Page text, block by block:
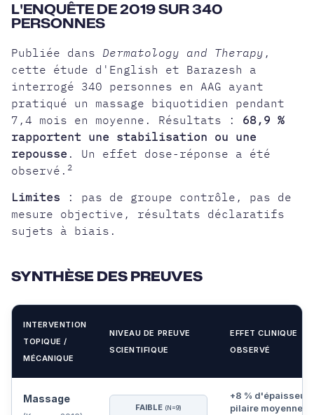
L'ENQUÊTE DE 2019 SUR 340
PERSONNES
Publiée dans Dermatology and Therapy ,
cette étude d'English et Barazesh a
interrogé 340 personnes en AAG ayant
pratiqué un massage biquotidien pendant
7,4 mois en moyenne. Résultats : 68,9 %
rapportent une stabilisation ou une
repousse . Un effet dose-réponse a été
observé. 2
Limites : pas de groupe contrôle, pas de
mesure objective, résultats déclaratifs
sujets à biais.
SYNTHÈSE DES PREUVES
INTERVENTION
TOPIQUE /
MÉCANIQUE
NIVEAU DE PREUVE
SCIENTIFIQUE
EFFET CLINIQUE
OBSERVÉ
Massage
FAIBLE (N=9)
+8 % d'épaisseur
pilaire moyenne